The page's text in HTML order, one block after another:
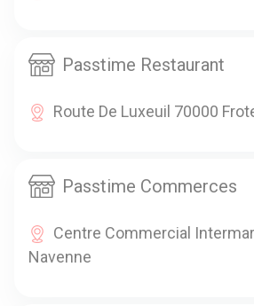
Passtime Restaurant
Route De Luxeuil 70000
Passtime Commerces
Centre Commercial
Navenne